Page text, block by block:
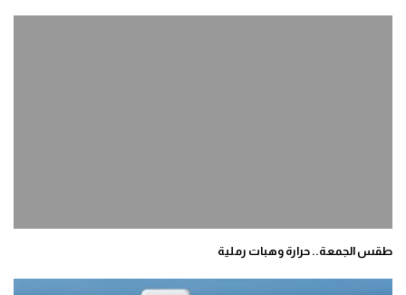
طقس الجمعة.. حرارة وهبات رملية